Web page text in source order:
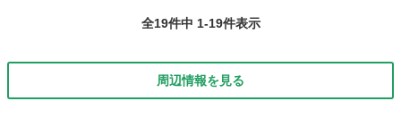
全19件中 1-19件表示
周辺情報を見る